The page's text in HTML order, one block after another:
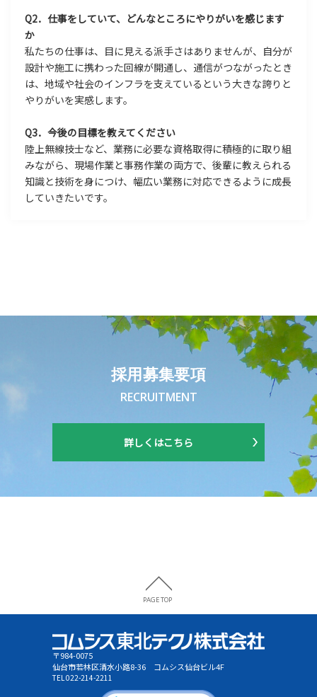
Q2．仕事をしていて、どんなところにやりがいを感じます
か
私たちの仕事は、目に見える派手さはありませんが、自分が
設計や施工に携わった回線が開通し、通信がつながったとき
は、地域や社会のインフラを支えているという大きな誇りと
やりがいを実感します。
Q3．今後の目標を教えてください
陸上無線技士など、業務に必要な資格取得に積極的に取り組
みながら、現場作業と事務作業の両方で、後輩に教えられる
知識と技術を身につけ、幅広い業務に対応できるように成長
していきたいです。
採用募集要項
RECRUITMENT
詳しくはこちら
〒984-0075
仙台市若林区清水小路8-36 コムシス仙台ビル4F
TEL 022-214-2211